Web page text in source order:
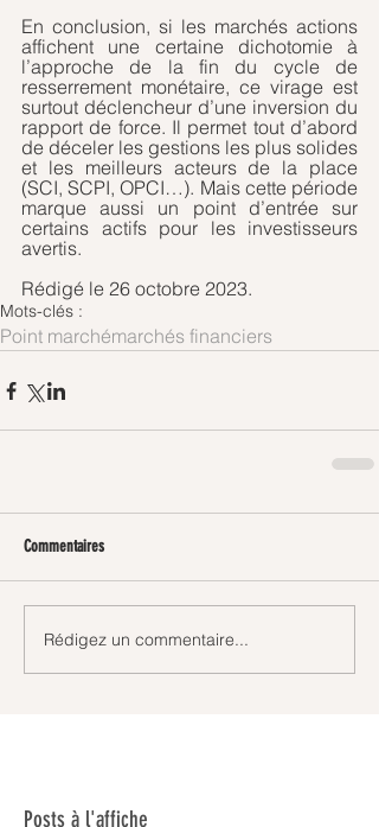
En conclusion, si les marchés actions
affichent une certaine dichotomie à
l’approche de la fin du cycle de
resserrement monétaire, ce virage est
surtout déclencheur d’une inversion du
rapport de force. Il permet tout d’abord
de déceler les gestions les plus solides
et les meilleurs acteurs de la place
(SCI, SCPI, OPCI…). Mais cette période
marque aussi un point d’entrée sur
certains actifs pour les investisseurs
avertis.
Rédigé le 26 octobre 2023.
Mots-clés :
Point marchémarchés financiers
Commentaires
Rédigez un commentaire...
Posts à l'affiche